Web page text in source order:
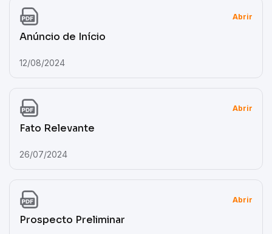
Abrir
Anúncio de Início
12/08/2024
Abrir
Fato Relevante
26/07/2024
Abrir
Prospecto Preliminar